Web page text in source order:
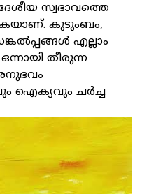
ദേശീയ സ്വഭാവത്തെ
കുടുംബം,
എല്ലാം
തീരുന്ന
അനുഭവം
ഐക്യവും ചർച്ച